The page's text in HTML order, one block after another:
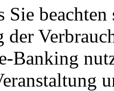
Sie
der
Banking